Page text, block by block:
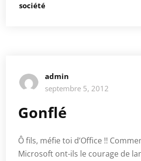
société
admin
septembre 5, 2012
Gonflé
Ô fils, méfie toi d’Office !!
Microsoft ont-ils le courage de